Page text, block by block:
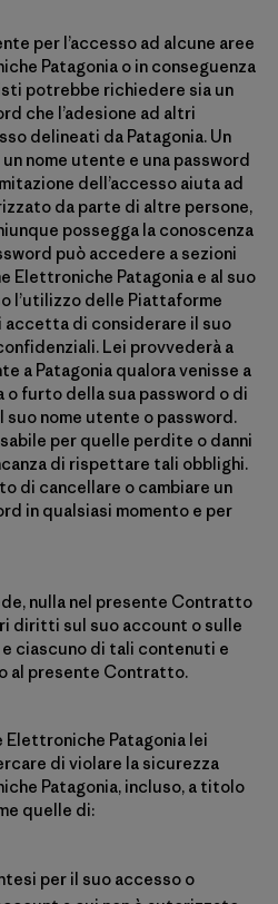
per l’accesso ad alcune aree
Patagonia o in conseguenza
potrebbe richiedere sia un
che l’adesione ad altri
delineati da Patagonia. Un
nome utente e una password
dell’accesso aiuta ad
da parte di altre persone,
possegga la conoscenza
può accedere a sezioni
Elettroniche Patagonia e al suo
l’utilizzo delle Piattaforme
accetta di considerare il suo
Lei provvederà a
a Patagonia qualora venisse a
o furto della sua password o di
nome utente o password.
per quelle perdite o danni
di rispettare tali obblighi.
di cancellare o cambiare un
in qualsiasi momento e per
nulla nel presente Contratto
diritti sul suo account o sulle
ciascuno di tali contenuti e
al presente Contratto.
Patagonia lei
di violare la sicurezza
Patagonia, incluso, a titolo
quelle di:
per il suo accesso o